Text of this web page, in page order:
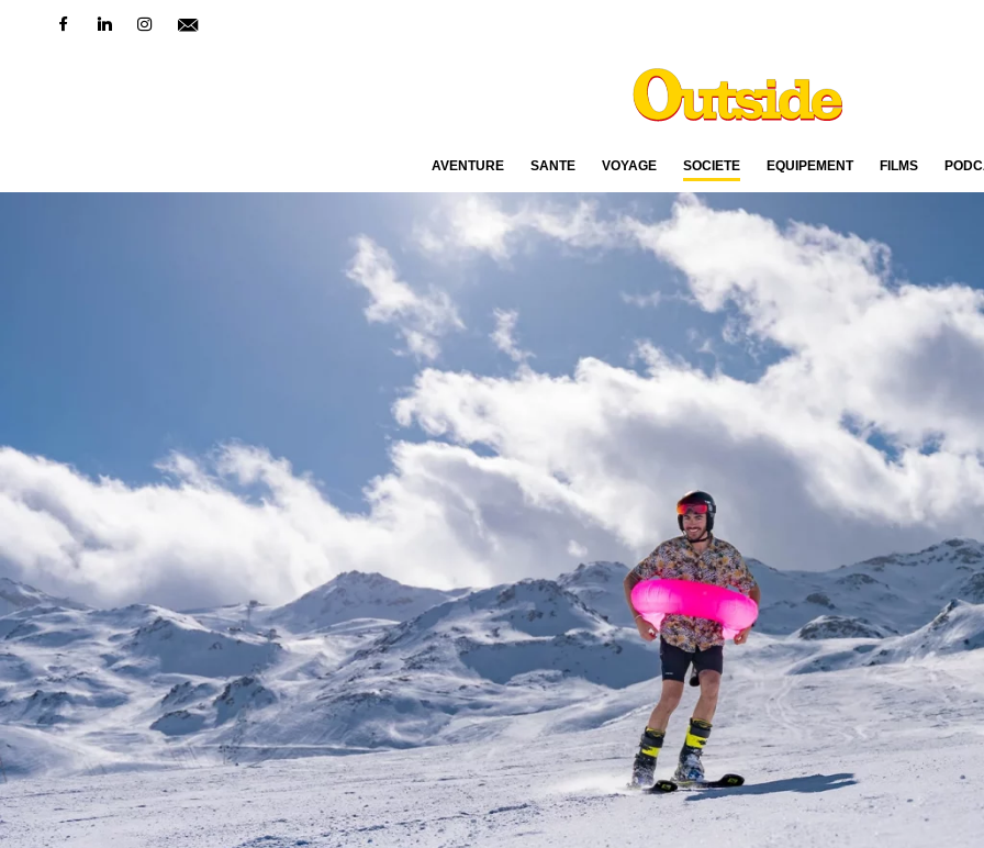
AVENTURE SANTÉ VOYAGE SOCIÉTÉ ÉQUIPEMENT FILMS